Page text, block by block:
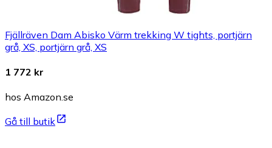
Fjällräven Dam Abisko Värm trekking W tights, portjärn
grå, XS, portjärn grå, XS
1 772 kr
hos Amazon.se
Gå till butik